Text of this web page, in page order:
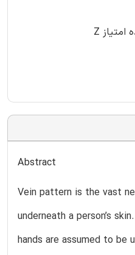
Abstract
Vein pattern is the vast
underneath a person’s
hands are assumed to be